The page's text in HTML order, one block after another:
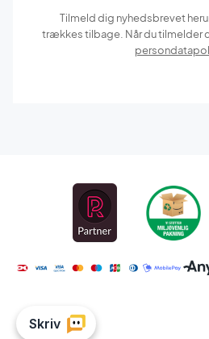
Tilmeld dig nyhedsbrevet
trækkes tilbage. Når du tilmelder